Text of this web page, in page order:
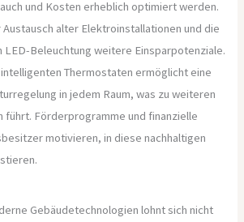
und Kosten erheblich optimiert werden.
alter Elektroinstallationen und die
LED-Beleuchtung weitere Einsparpotenziale.
Thermostaten ermöglicht eine
in jedem Raum, was zu weiteren
führt. Förderprogramme und finanzielle
motivieren, in diese nachhaltigen
Gebäudetechnologien lohnt sich nicht